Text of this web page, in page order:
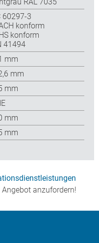
60297-3
konform
konform
41494
mm
mm
mm
mm
mm
anzufordern!